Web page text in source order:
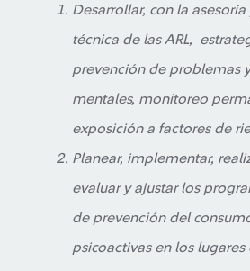
Desarrollar, con la asesoría
técnica de las ARL,
prevención de problemas
mentales, monitoreo
exposición a factores de
Planear, implementar,
evaluar y ajustar los
de prevención del
psicoactivas en los lugares